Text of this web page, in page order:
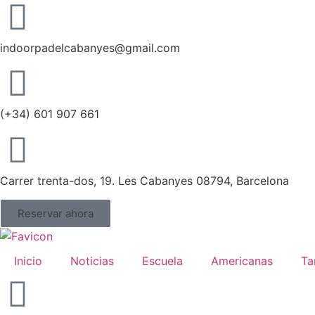
indoorpadelcabanyes@gmail.com
(+34) 601 907 661
Carrer trenta-dos, 19. Les Cabanyes 08794, Barcelona
Reservar ahora
Inicio Noticias Escuela Americanas